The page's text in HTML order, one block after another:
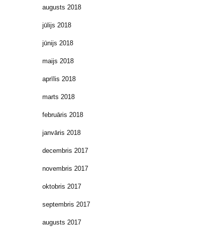
augusts 2018
jūlijs 2018
jūnijs 2018
maijs 2018
aprīlis 2018
marts 2018
februāris 2018
janvāris 2018
decembris 2017
novembris 2017
oktobris 2017
septembris 2017
augusts 2017